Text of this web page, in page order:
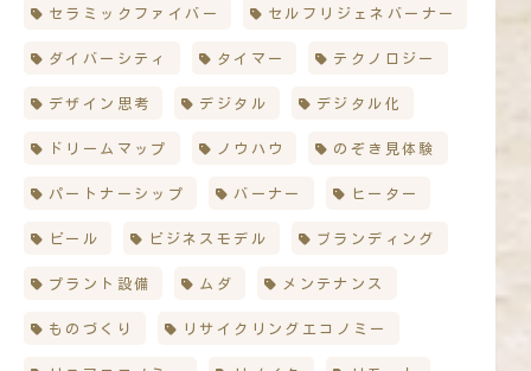
セラミックファイバー セルフリジェネバーナー
ダイバーシティ タイマー テクノロジー
デザイン思考 デジタル デジタル化
ドリームマップ ノウハウ のぞき見体験
パートナーシップ バーナー ヒーター
ビール ビジネスモデル ブランディング
プラント設備 ムダ メンテナンス
ものづくり リサイクリングエコノミー